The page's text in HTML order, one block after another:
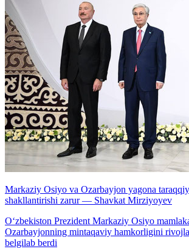
Markaziy Osiyo va Ozarbayjon yagona
shakllantirishi zarur — Shavkat Mirziyoyev
Oʻzbekiston Prezident Markaziy Osiyo
Ozarbayjonning mintaqaviy hamkorligini
belgilab berdi